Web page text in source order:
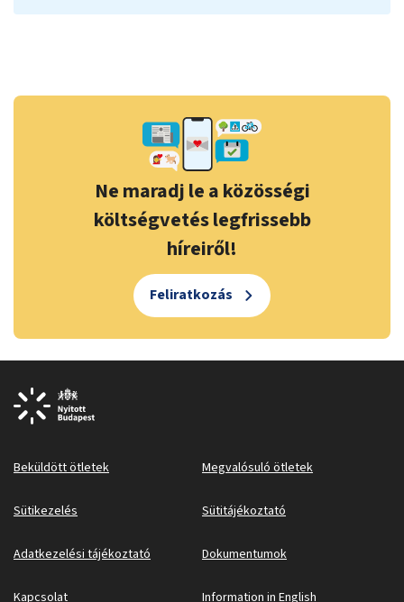
Ne maradj le a közösségi
költségvetés legfrissebb
híreiről!
Feliratkozás
Beküldött ötletek Megvalósuló ötletek
Sütikezelés Sütitájékoztató
Adatkezelési tájékoztató Dokumentumok
Kapcsolat Information in English